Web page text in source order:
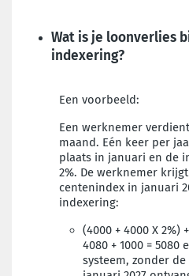
Wat is je loonverlies
indexering?
Een voorbeeld:
Een werknemer
maand. Eén keer per
plaats in januari en de
2%. De werknemer
centenindex in januari
indexering:
(4000 + 4000 X 2%)
4080 + 1000 = 5080
systeem, zonder